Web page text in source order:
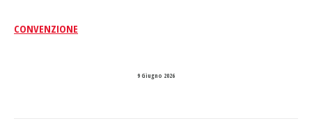
CONVENZIONE
9 Giugno 2026